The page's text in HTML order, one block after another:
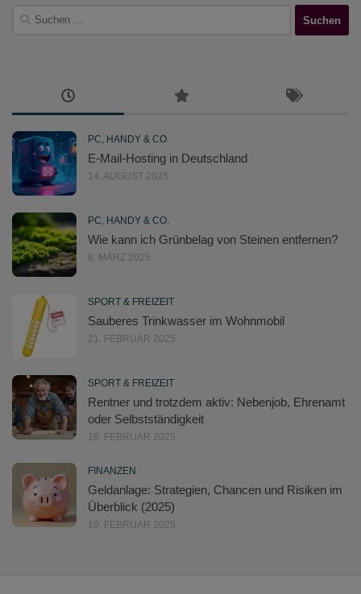
Suchen
PC, HANDY & CO.
E-Mail-Hosting in Deutschland
14. AUGUST 2025
PC, HANDY & CO.
Wie kann ich Grünbelag von Steinen entfernen?
8. MÄRZ 2025
SPORT & FREIZEIT
Sauberes Trinkwasser im Wohnmobil
21. FEBRUAR 2025
SPORT & FREIZEIT
Rentner und trotzdem aktiv: Nebenjob, Ehrenamt
oder Selbstständigkeit
18. FEBRUAR 2025
FINANZEN
Geldanlage: Strategien, Chancen und Risiken im
Überblick (2025)
10. FEBRUAR 2025